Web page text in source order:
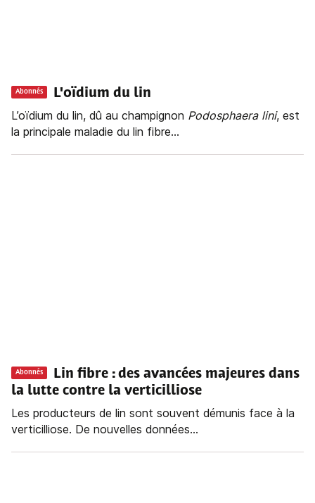
Abonnés
L'oïdium du lin
L’oïdium du lin, dû au champignon Podosphaera lini, est
la principale maladie du lin fibre...
Abonnés Lin fibre : des avancées majeures dans
la lutte contre la verticilliose
Les producteurs de lin sont souvent démunis face à la
verticilliose. De nouvelles données...